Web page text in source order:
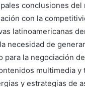
conclusiones del
con la
latinoamericanas
necesidad de
para la negociación
multimedia y
y estrategias de